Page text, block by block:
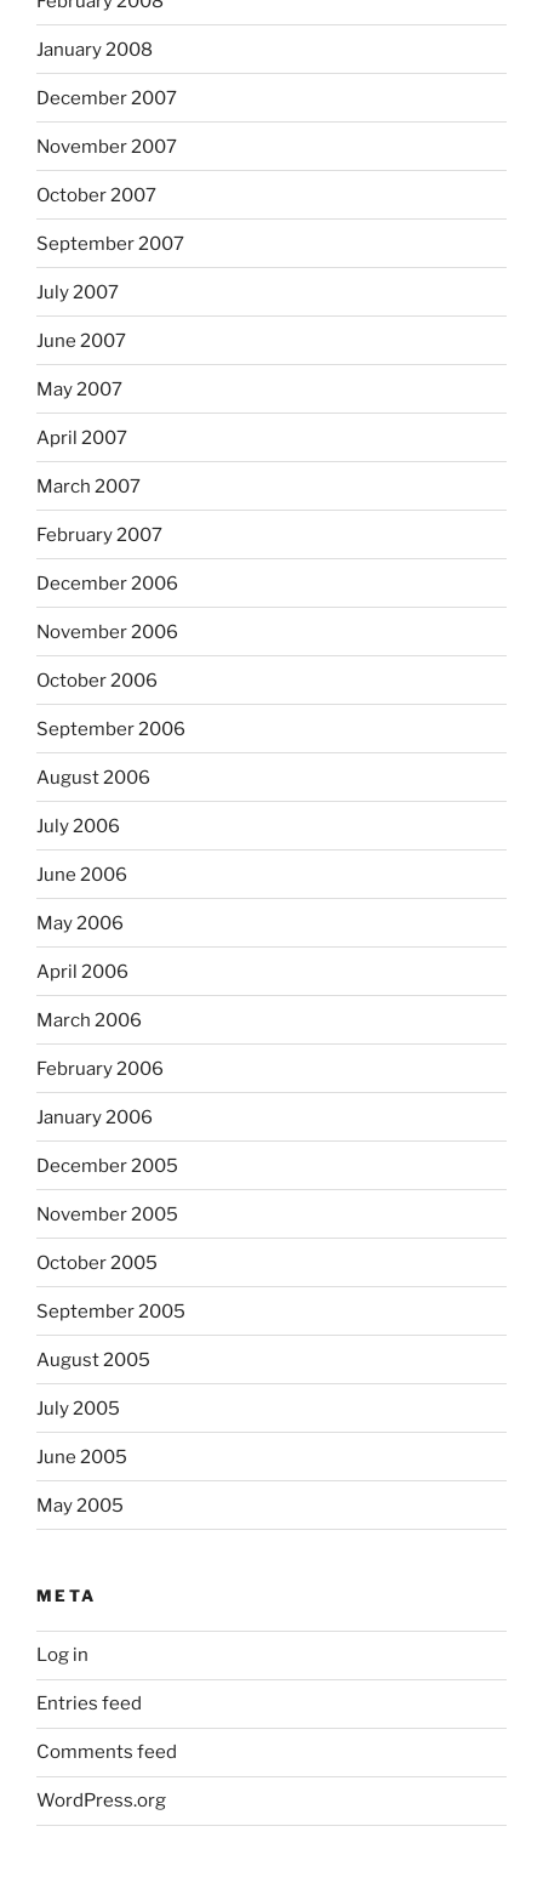
January 2008
December 2007
November 2007
October 2007
September 2007
July 2007
June 2007
May 2007
April 2007
March 2007
February 2007
December 2006
November 2006
October 2006
September 2006
August 2006
July 2006
June 2006
May 2006
April 2006
March 2006
February 2006
January 2006
December 2005
November 2005
October 2005
September 2005
August 2005
July 2005
June 2005
May 2005
META
Log in
Entries feed
Comments feed
WordPress.org